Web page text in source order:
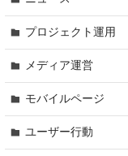
プロジェクト運用
メディア運営
モバイルページ
ユーザー行動